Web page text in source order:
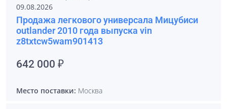
09.08.2026
Продажа легкового универсала Мицубиси
outlander 2010 года выпуска vin
z8txtcw5wam901413
642 000 ₽
Место поставки: Москва